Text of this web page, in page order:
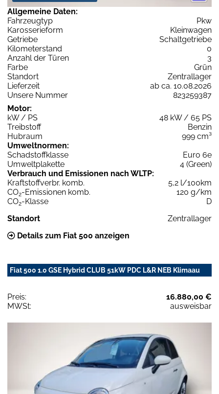
Allgemeine Daten:
Fahrzeugtyp
Pkw
Karosserieform
Kleinwagen
Getriebe
Schaltgetriebe
Kilometerstand
0
Anzahl der Türen
3
Farbe
Grün
Standort
Zentrallager
Lieferzeit
ab ca. 10.08.2026
Unsere Nummer
823259387
Motor:
kW / PS
48 kW / 65 PS
Treibstoff
Benzin
Hubraum
999 cm³
Umweltnormen:
Schadstoffklasse
Euro 6e
Umweltplakette
4 (Green)
Verbrauch und Emissionen nach WLTP:
Kraftstoffverbr. komb.
5,2 l/100km
CO2-Emissionen komb.
120 g/km
CO2-Klasse
D
Standort
Zentrallager
Details zum Fiat 500 anzeigen
Fiat 500 1.0 GSE Hybrid CLUB 51kW PDC L&R NEB Klimaau
Preis:
16.880,00 €
MWSt:
ausweisbar